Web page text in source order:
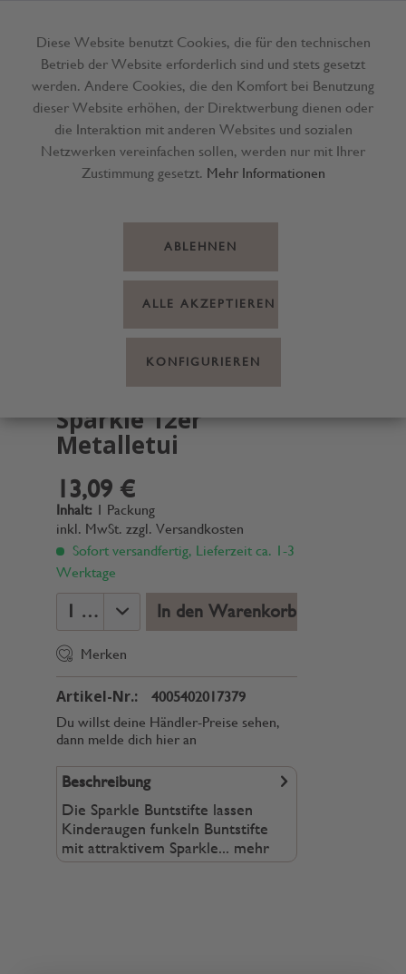
Menü
Faber-C. Buntstift
Sparkle 12er
Metalletui
13,09 €
Inhalt: 1 Packung
inkl. MwSt. zzgl. Versandkosten
Sofort versandfertig, Lieferzeit ca. 1-3
Werktage
In den Warenkorb
Merken
Artikel-Nr.:
4005402017379
Du willst deine Händler-Preise sehen,
dann melde dich hier an
Beschreibung
Die Sparkle Buntstifte lassen
Kinderaugen funkeln Buntstifte
mit attraktivem Sparkle... mehr
Diese Website benutzt Cookies, die für den technischen
Betrieb der Website erforderlich sind und stets gesetzt
werden. Andere Cookies, die den Komfort bei Benutzung
dieser Website erhöhen, der Direktwerbung dienen oder
die Interaktion mit anderen Websites und sozialen
Netzwerken vereinfachen sollen, werden nur mit Ihrer
Zustimmung gesetzt. Mehr Informationen
ABLEHNEN
ALLE AKZEPTIEREN
KONFIGURIEREN